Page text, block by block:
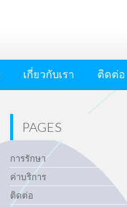
เกี่ยวกับเรา ติดต่อ
PAGES
การรักษา
ค่าบริการ
ติดต่อ